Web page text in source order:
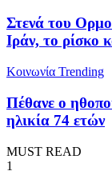
Στενά του
Ιράν, το ρίσκο
Κοινωνία Trending
Πέθανε ο
ηλικία 74 ετών
MUST READ
1